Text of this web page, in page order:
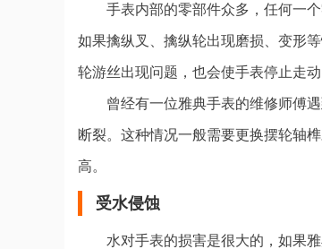
手表内部的零部件众多，任何一
如果擒纵叉、擒纵轮出现磨损、变形
轮游丝出现问题，也会使手表停止走动
曾经有一位雅典手表的维修师傅
断裂。这种情况一般需要更换摆轮轴
高。
受水侵蚀
水对手表的损害是很大的，如果